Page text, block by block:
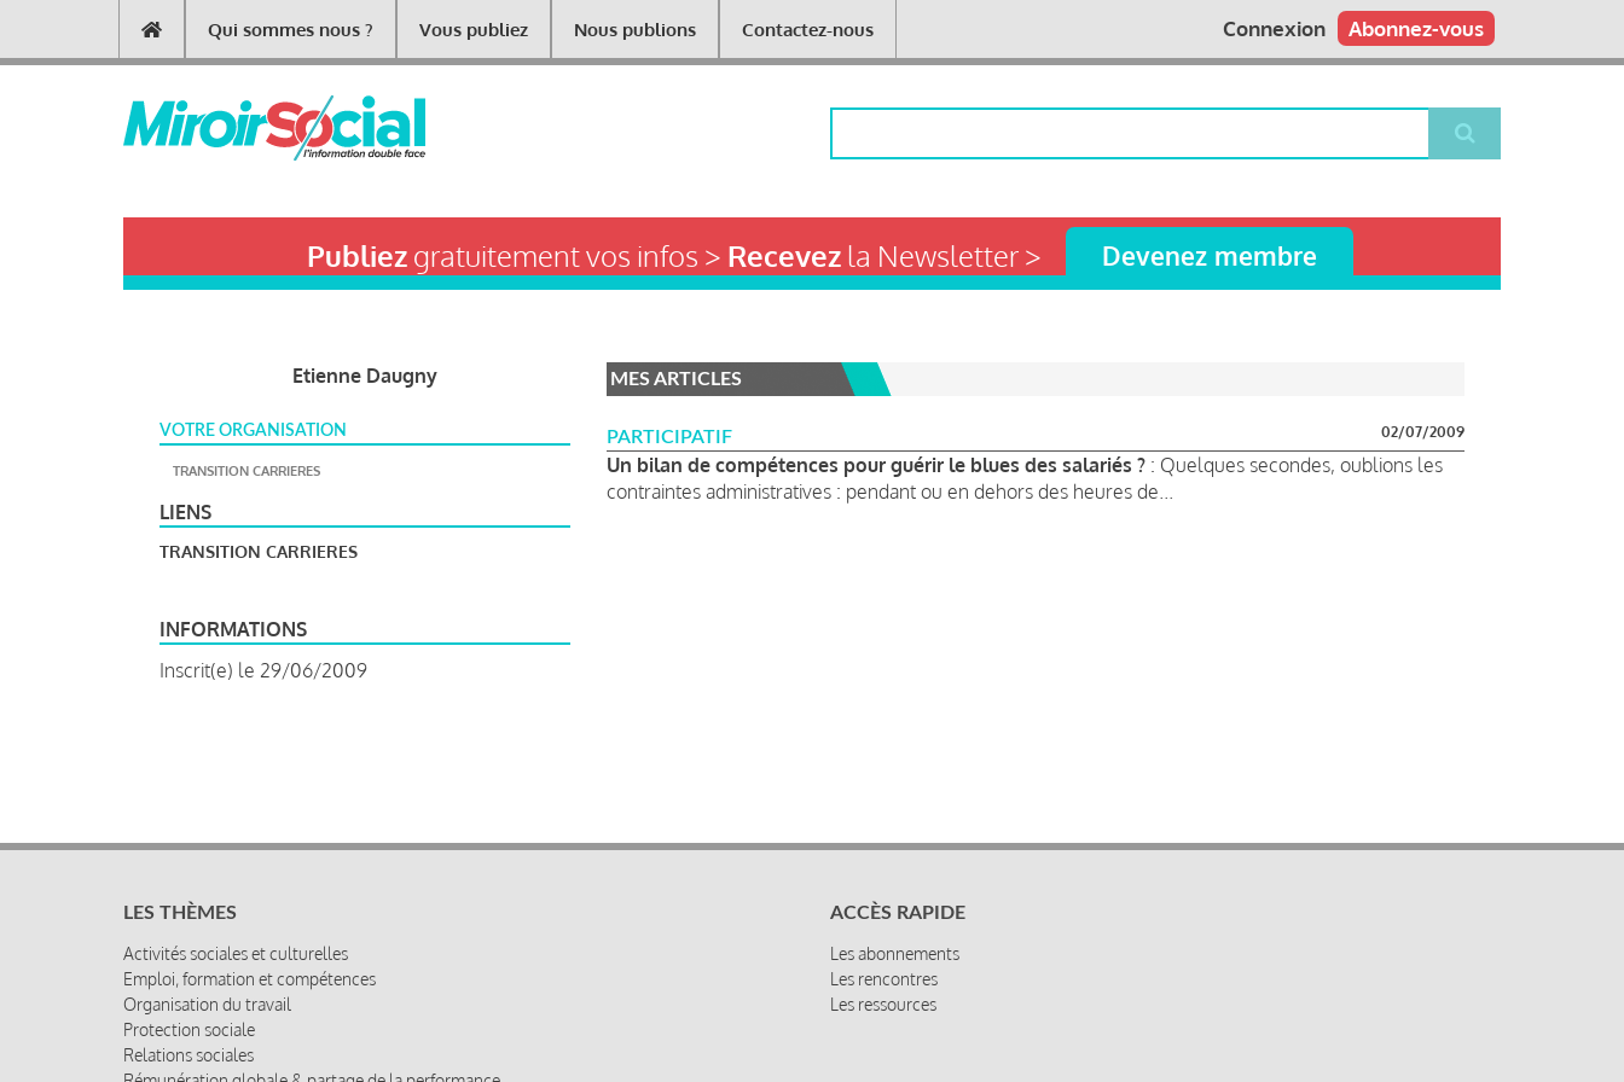
contenu
Main
navigation
Qui sommes nous ? Vous publiez Nous publions Contactez-nous Abonnez-vous
Connexion
Publiezgratuitement vos infos > Recevezla Newsletter > Devenez membre
Etienne Daugny
VOTRE ORGANISATION
TRANSITION CARRIERES
LIENS
TRANSITION CARRIERES
INFORMATIONS
Inscrit(e) le 29/06/2009
MES ARTICLES
PARTICIPATIF 02/07/2009
Un bilan de compétences pour guérir le blues des salariés ? : Quelques secondes, oublions les
contraintes administratives : pendant ou en dehors des heures de...
LES THÈMES
Activités sociales et culturelles
Emploi, formation et compétences
Organisation du travail
Protection sociale
Relations sociales
ACCÈS RAPIDE
Les abonnements
Les rencontres
Les ressources